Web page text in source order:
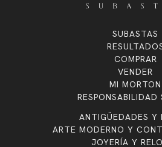
SUBASTAS
COMPRAR
VENDER
MI MORTON
RESPONSABILIDAD
ANTIGÜEDADES Y
ARTE MODERNO Y
JOYERÍA Y